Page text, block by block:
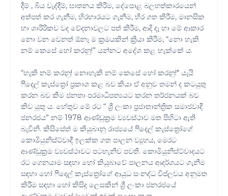
දීම් , බිය වැද්දීම්, ඝාතනය කිරීම, දේපොළ බලහත්කාරයෙන්
අත්පත් කර ගැනීම, හිරභාරයට ගැනීම, හිර ගත කිරීම, මානසික
හා ශාරීරිකව වද වේදනාවලට පත් කිරීම, ආදි දෑ හා මේ ආකාර
නො වන වෙනත් ඕනෑ ම ක්‍රමයකින් ක්‍රියා කිරීම, “නො හැකි
නම් කෙසේ හෝ කරනු!” යන්නට අදේශ කළ හැක්කේ ය.
“හැකි නම් කරනු! නොහැකි නම් කෙසේ හෝ කරනු!" යැයි
ෆිදෙල් කැස්ත්‍රෝ ප්‍රකාශ කළ බව කියා ඒ අනුව තමන් ද කටයුතු
කරන බව කීම ජනතා පරමාධිපත්‍යයට කරන තර්ජනයක් බව
කිව යුතු ය. හේතුව මේ රට “ ශ්‍රී ලංකා ප්‍රජාතාන්ත්‍රික සමාජවාදී
ජනරජය” නම් 1978 ආණ්ඩුක්‍රම ව්‍යවස්ථාව මත පිහිටා ඇති
බැවිනි. කිසිසේත් ම කියුබානු රාජ්‍යයේ ෆිදෙල් කැස්ත්‍රෝගේ
කොමියුනිස්ට්වාදී ඉලක්ක ගත පාලන ව්‍යූහය, මෙරට
ආණ්ඩුක්‍රම ව්‍යවස්ථාවට පටහැනිව පවතී. කොමියුනිස්ට්වාදයට
රට ගෙනයාම සඳහා හෝ කියුබාවේ පාලනය ආදර්ශයට ගැනීම
සඳහා හෝ ෆිදෙල් කැස්ත්‍රෝගේ ආයුධ සංනද්ධ විප්ලවය අනුමත
කිරීම සඳහා හෝ කිසිදු ලෙසකින් ශ්‍රී ලංකා ජනරජයේ